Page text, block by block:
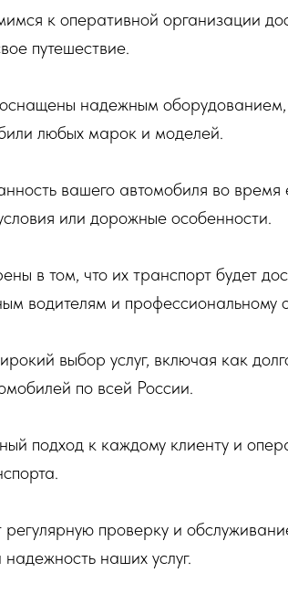
к оперативной организации
путешествие.
надежным оборудованием,
любых марок и моделей.
вашего автомобиля во время
или дорожные особенности.
в том, что их транспорт будет
водителям и профессиональному
выбор услуг, включая как
по всей России.
подход к каждому клиенту и
проверку и
наших услуг.